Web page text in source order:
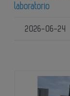
laboratorio
2026-06-24